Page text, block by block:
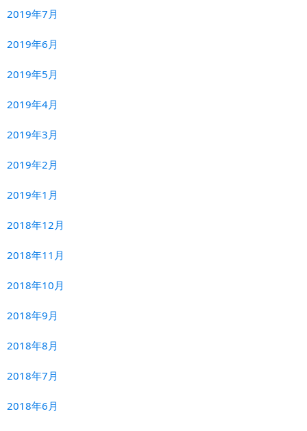
2019年7月
2019年6月
2019年5月
2019年4月
2019年3月
2019年2月
2019年1月
2018年12月
2018年11月
2018年10月
2018年9月
2018年8月
2018年7月
2018年6月